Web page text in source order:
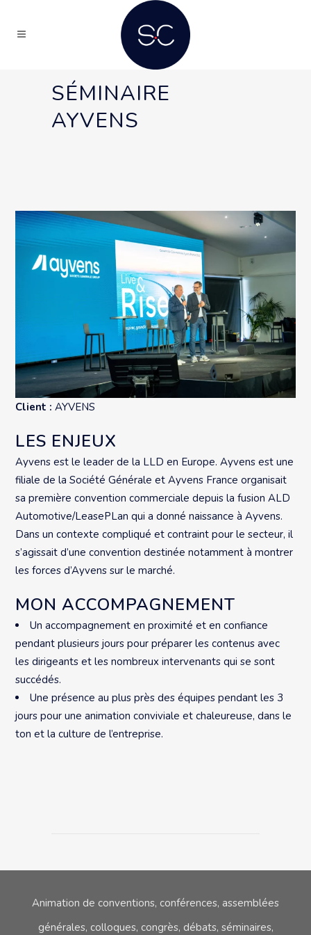
SÉMINAIRE
AYVENS
Client : AYVENS
LES ENJEUX
Ayvens est le leader de la LLD en Europe. Ayvens est une
filiale de la Société Générale et Ayvens France organisait
sa première convention commerciale depuis la fusion ALD
Automotive/LeasePLan qui a donné naissance à Ayvens.
Dans un contexte compliqué et contraint pour le secteur, il
s’agissait d’une convention destinée notamment à montrer
les forces d’Ayvens sur le marché.
MON ACCOMPAGNEMENT
Un accompagnement en proximité et en confiance
pendant plusieurs jours pour préparer les contenus avec
les dirigeants et les nombreux intervenants qui se sont
succédés.
Une présence au plus près des équipes pendant les 3
jours pour une animation conviviale et chaleureuse, dans le
ton et la culture de l’entreprise.
Animation de conventions, conférences, assemblées
générales, colloques, congrès, débats, séminaires,